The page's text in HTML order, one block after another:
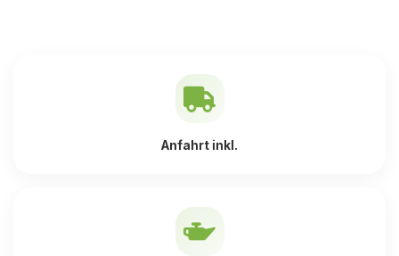
Anfahrt inkl.